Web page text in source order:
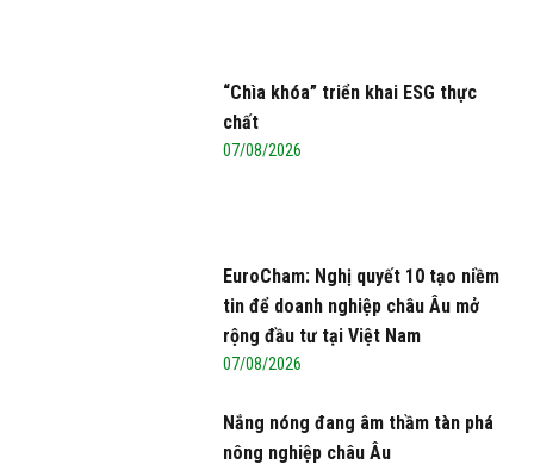
“Chìa khóa” triển khai ESG thực
chất
07/08/2026
EuroCham: Nghị quyết 10 tạo niềm
tin để doanh nghiệp châu Âu mở
rộng đầu tư tại Việt Nam
07/08/2026
Nắng nóng đang âm thầm tàn phá
nông nghiệp châu Âu